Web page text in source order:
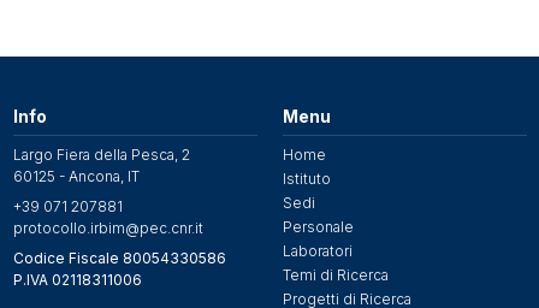
Info
Largo Fiera della Pesca, 2
60125 - Ancona, IT
+39 071 207881
protocollo.irbim@pec.cnr.it
Codice Fiscale 80054330586
P.IVA 02118311006
Menu
Home
Istituto
Sedi
Personale
Laboratori
Temi di Ricerca
Progetti di Ricerca